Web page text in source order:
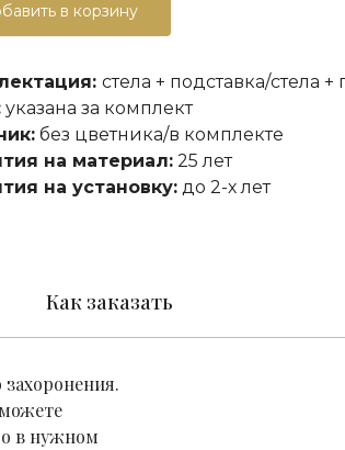
в корзину
стела + подставка/стела
указана за комплект
без цветника/в комплекте
на материал: 25 лет
на установку: до 2-х лет
Как заказать
в нужном